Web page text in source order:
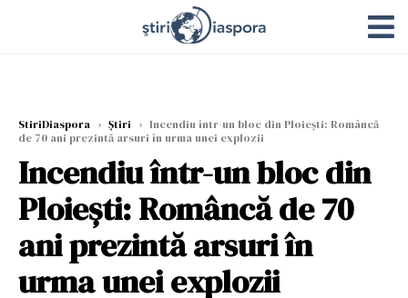
StiriDiaspora › Știri › Incendiu într-un bloc din Ploiești: Româncă
de 70 ani prezintă arsuri în urma unei explozii
Incendiu într-un bloc din
Ploiești: Româncă de 70
ani prezintă arsuri în
urma unei explozii